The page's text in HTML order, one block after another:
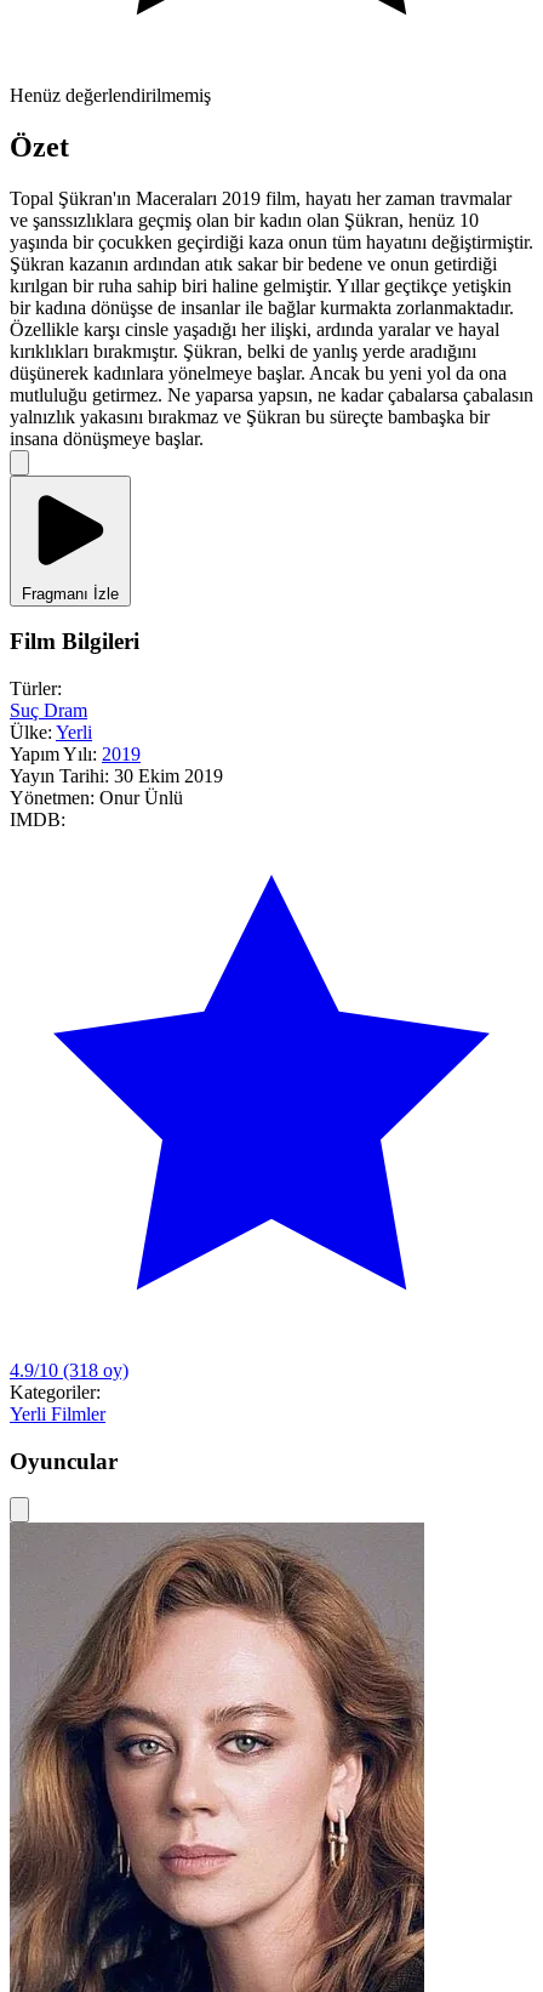
Henüz değerlendirilmemiş
Özet
Topal Şükran'ın Maceraları 2019 film, hayatı her zaman travmalar
ve şanssızlıklara geçmiş olan bir kadın olan Şükran, henüz 10
yaşında bir çocukken geçirdiği kaza onun tüm hayatını değiştirmiştir.
Şükran kazanın ardından atık sakar bir bedene ve onun getirdiği
kırılgan bir ruha sahip biri haline gelmiştir. Yıllar geçtikçe yetişkin
bir kadına dönüşse de insanlar ile bağlar kurmakta zorlanmaktadır.
Özellikle karşı cinsle yaşadığı her ilişki, ardında yaralar ve hayal
kırıklıkları bırakmıştır. Şükran, belki de yanlış yerde aradığını
düşünerek kadınlara yönelmeye başlar. Ancak bu yeni yol da ona
mutluluğu getirmez. Ne yaparsa yapsın, ne kadar çabalarsa çabalasın
yalnızlık yakasını bırakmaz ve Şükran bu süreçte bambaşka bir
insana dönüşmeye başlar.
Fragmanı İzle
Film Bilgileri
Türler:
Suç Dram
Ülke: Yerli
Yapım Yılı: 2019
Yayın Tarihi: 30 Ekim 2019
Yönetmen: Onur Ünlü
IMDB:
4.9/10 (318 oy)
Kategoriler:
Yerli Filmler
Oyuncular